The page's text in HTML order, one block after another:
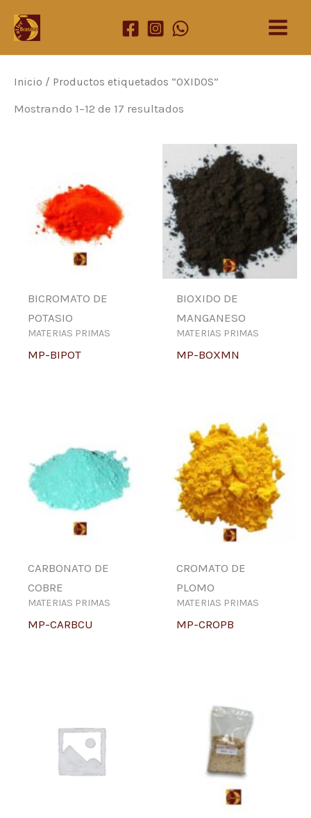
Inicio / Productos etiquetados “OXIDOS”
Mostrando 1–12 de 17 resultados
BICROMATO DE
POTASIO
MATERIAS PRIMAS
MP-BIPOT
BIOXIDO DE
MANGANESO
MATERIAS PRIMAS
MP-BOXMN
CARBONATO DE
COBRE
MATERIAS PRIMAS
MP-CARBCU
CROMATO DE
PLOMO
MATERIAS PRIMAS
MP-CROPB